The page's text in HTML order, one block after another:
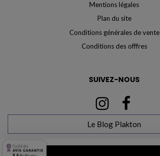
Mentions légales
Plan du site
Conditions générales de vente
Conditions des offfres
SUIVEZ-NOUS
Le Blog Plakton